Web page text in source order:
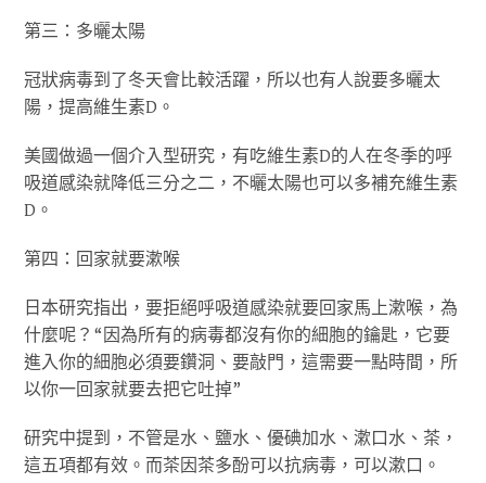
第三：多曬太陽
冠狀病毒到了冬天會比較活躍，所以也有人說要多曬太
陽，提高維生素D。
美國做過一個介入型研究，有吃維生素D的人在冬季的呼
吸道感染就降低三分之二，不曬太陽也可以多補充維生素
D。
第四：回家就要漱喉
日本研究指出，要拒絕呼吸道感染就要回家馬上漱喉，為
什麼呢？“因為所有的病毒都沒有你的細胞的鑰匙，它要
進入你的細胞必須要鑽洞、要敲門，這需要一點時間，所
以你一回家就要去把它吐掉”
研究中提到，不管是水、鹽水、優碘加水、漱口水、茶，
這五項都有效。而茶因茶多酚可以抗病毒，可以漱口。